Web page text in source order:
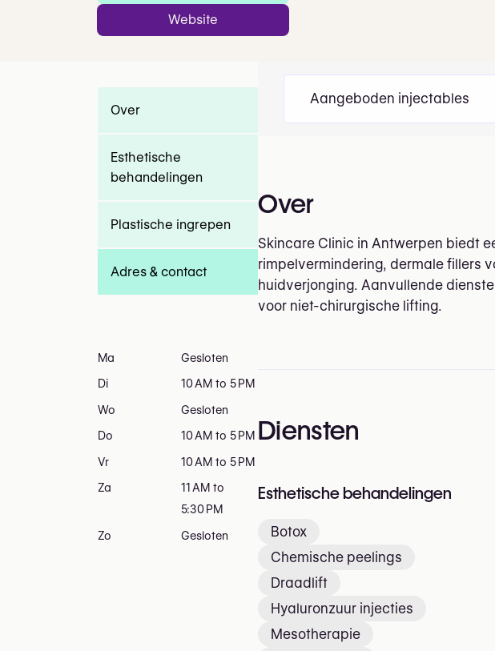
Website
Aangeboden injectables
Over
Skincare Clinic in Antwerpen biedt
rimpelvermindering, dermale fillers
huidverjonging. Aanvullende
voor niet-chirurgische lifting.
Diensten
Esthetische behandelingen
Botox
Chemische peelings
Draadlift
Hyaluronzuur injecties
Mesotherapie
Over
Esthetische
behandelingen
Plastische ingrepen
Adres & contact
Ma Gesloten
Di 10 AM to 5 PM
Wo Gesloten
Do 10 AM to 5 PM
Vr 10 AM to 5 PM
Za
11 AM to
5:30 PM
Zo Gesloten